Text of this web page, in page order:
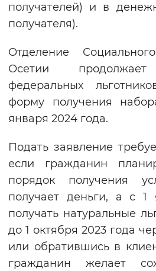
Звуковой
Воспроизвести
получателей) и в
получателя).
Отделение
Осетии продолжает
федеральных
форму получения
января 2024 года.
Подать заявление
если гражданин
порядок получения
получает деньги, а с 1
получать натуральные
до 1 октября 2023 года
или обратившись в
гражданин желает